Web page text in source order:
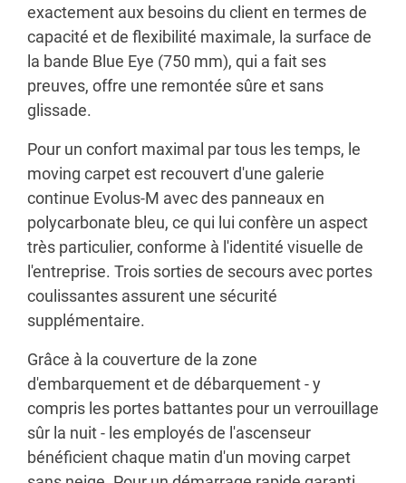
exactement aux besoins du client en termes de
capacité et de flexibilité maximale, la surface de
la bande Blue Eye (750 mm), qui a fait ses
preuves, offre une remontée sûre et sans
glissade.
Pour un confort maximal par tous les temps, le
moving carpet est recouvert d'une galerie
continue Evolus-M avec des panneaux en
polycarbonate bleu, ce qui lui confère un aspect
très particulier, conforme à l'identité visuelle de
l'entreprise. Trois sorties de secours avec portes
coulissantes assurent une sécurité
supplémentaire.
Grâce à la couverture de la zone
d'embarquement et de débarquement - y
compris les portes battantes pour un verrouillage
sûr la nuit - les employés de l'ascenseur
bénéficient chaque matin d'un moving carpet